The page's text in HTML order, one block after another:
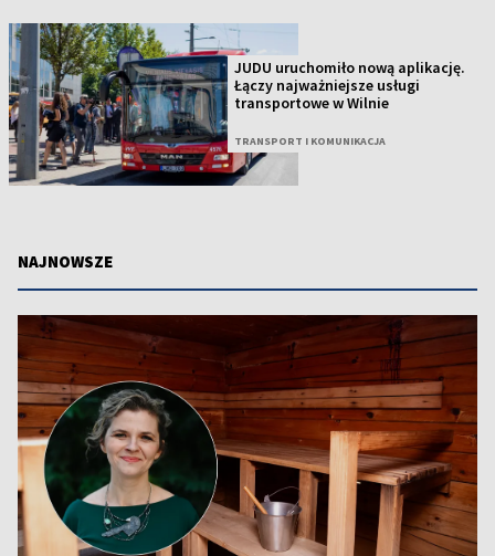
JUDU uruchomiło nową aplikację.
Łączy najważniejsze usługi
transportowe w Wilnie
TRANSPORT I KOMUNIKACJA
NAJNOWSZE